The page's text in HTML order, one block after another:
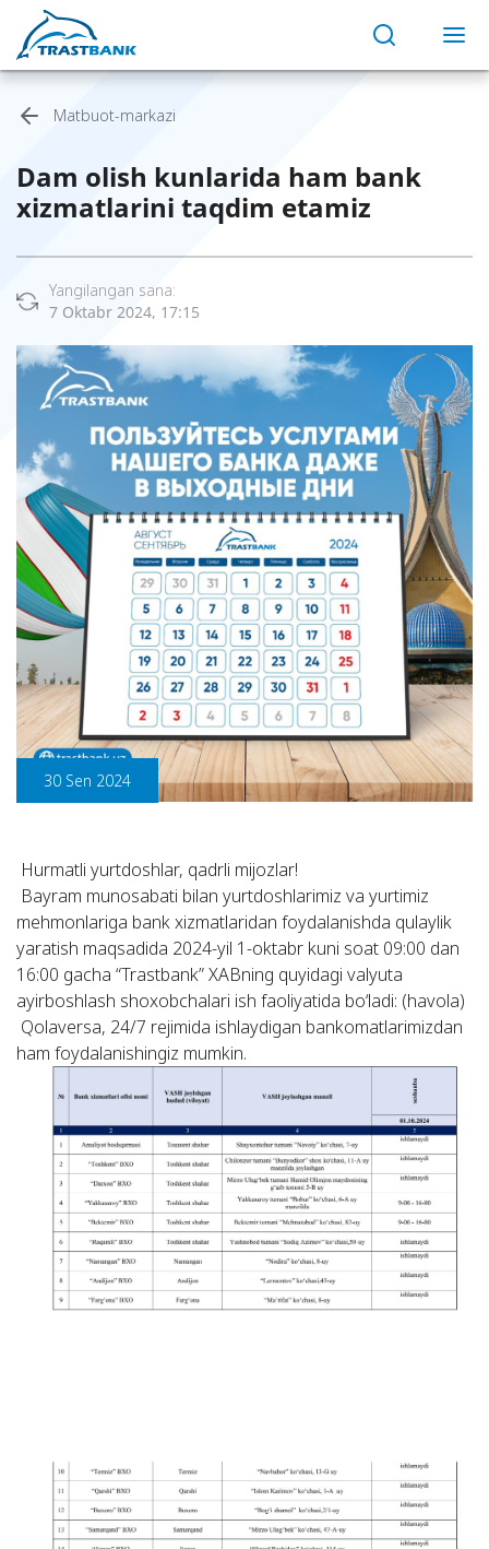
Matbuot-markazi
Dam olish kunlarida ham bank
xizmatlarini taqdim etamiz
Yangilangan sana:
7 Oktabr 2024, 17:15
30 Sen 2024
Hurmatli yurtdoshlar, qadrli mijozlar!
Bayram munosabati bilan yurtdoshlarimiz va yurtimiz
mehmonlariga bank xizmatlaridan foydalanishda qulaylik
yaratish maqsadida 2024-yil 1-oktabr kuni soat 09:00 dan
16:00 gacha “Trastbank” XABning quyidagi valyuta
ayirboshlash shoxobchalari ish faoliyatida bo‘ladi: (havola)
Qolaversa, 24/7 rejimida ishlaydigan bankomatlarimizdan
ham foydalanishingiz mumkin.